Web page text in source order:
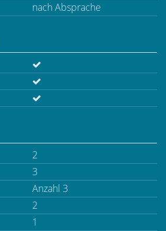
nach Absprache
2
3
Anzahl 3
2
1